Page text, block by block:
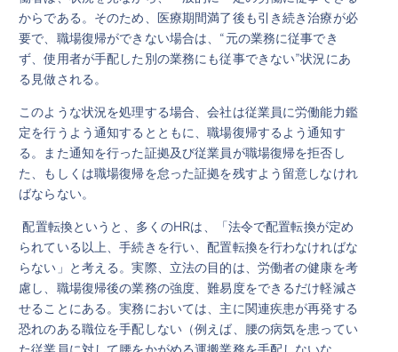
からである。そのため、医療期間満了後も引き続き治療が必
要で、職場復帰ができない場合は、“元の業務に従事でき
ず、使用者が手配した別の業務にも従事できない”状況にあ
る見做される。
このような状況を処理する場合、会社は従業員に労働能力鑑
定を行うよう通知するとともに、職場復帰するよう通知す
る。また通知を行った証拠及び従業員が職場復帰を拒否し
た、もしくは職場復帰を怠った証拠を残すよう留意しなけれ
ばならない。
配置転換というと、多くのHRは、「法令で配置転換が定め
られている以上、手続きを行い、配置転換を行わなければな
らない」と考える。実際、立法の目的は、労働者の健康を考
慮し、職場復帰後の業務の強度、難易度をできるだけ軽減さ
せることにある。実務においては、主に関連疾患が再発する
恐れのある職位を手配しない（例えば、腰の病気を患ってい
た従業員に対して腰をかがめる運搬業務を手配しないな